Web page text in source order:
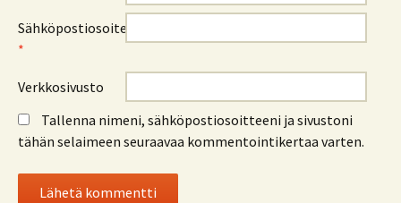
Sähköpostiosoite
*
Verkkosivusto
Tallenna nimeni, sähköpostiosoitteeni ja sivustoni
tähän selaimeen seuraavaa kommentointikertaa varten.